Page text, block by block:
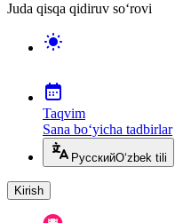
Juda qisqa qidiruv so‘rovi
Taqvim
Sana bo‘yicha tadbirlar
РусскийO‘zbek tili
Kirish